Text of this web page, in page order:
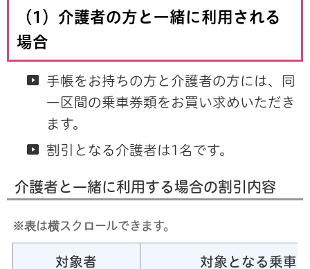
（1）介護者の方と一緒に利用される
場合
手帳をお持ちの方と介護者の方には、同
一区間の乗車券類をお買い求めいただき
ます。
割引となる介護者は1名です。
介護者と一緒に利用する場合の割引内容
※表は横スクロールできます。
対象者 対象となる乗車